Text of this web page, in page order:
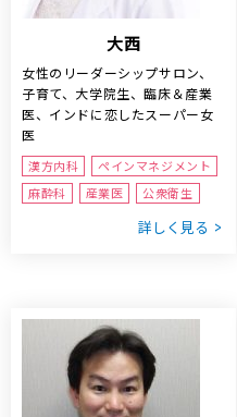
大西
女性のリーダーシップサロン、
子育て、大学院生、臨床＆産業
医、インドに恋したスーパー女
医
漢方内科
ペインマネジメント
麻酔科
産業医 公衆衛生
詳しく見る